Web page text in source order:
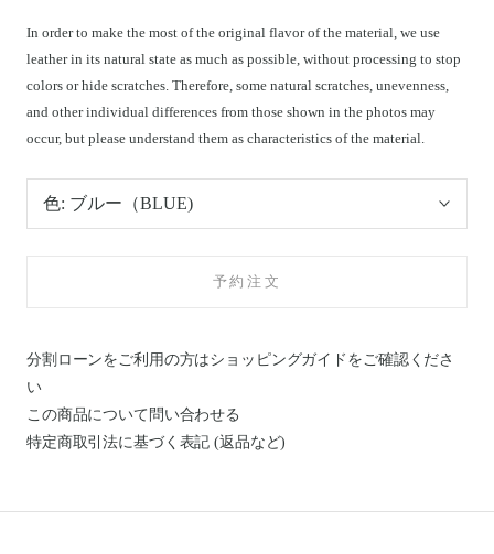
In order to make the most of the original flavor of the material, we use
leather in its natural state as much as possible, without processing to stop
colors or hide scratches. Therefore, some natural scratches, unevenness,
and other individual differences from those shown in the photos may
occur, but please understand them as characteristics of the material.
色: ブルー（BLUE)
予約注文
分割ローンをご利用の方はショッピングガイドを ご確認くださ
い
この商品について問い合わせる
特定商取引法に基づく表記 (返品など)